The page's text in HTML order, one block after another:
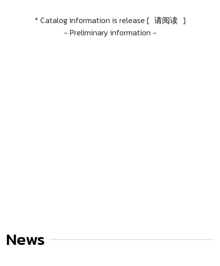
* Catalog information is release [ 请阅读 ]
- Preliminary information -
News